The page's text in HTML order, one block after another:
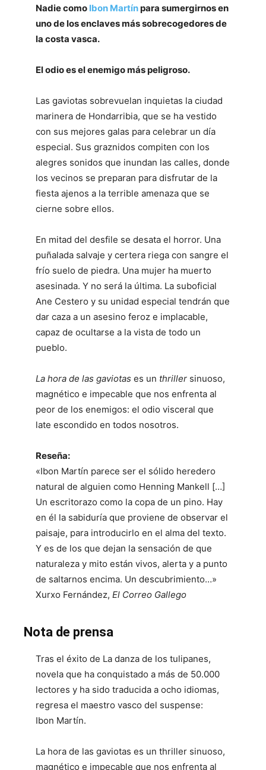
Nadie como Ibon Martínpara sumergirnos en
uno de los enclaves más sobrecogedores de
la costa vasca.
El odio es el enemigo más peligroso.
Las gaviotas sobrevuelan inquietas la ciudad
marinera de Hondarribia, que se ha vestido
con sus mejores galas para celebrar un día
especial. Sus graznidos compiten con los
alegres sonidos que inundan las calles, donde
los vecinos se preparan para disfrutar de la
fiesta ajenos a la terrible amenaza que se
cierne sobre ellos.
En mitad del desfile se desata el horror. Una
puñalada salvaje y certera riega con sangre el
frío suelo de piedra. Una mujer ha muerto
asesinada. Y no será la última. La suboficial
Ane Cestero y su unidad especial tendrán que
dar caza a un asesino feroz e implacable,
capaz de ocultarse a la vista de todo un
pueblo.
La hora de las gaviotas es un thriller sinuoso,
magnético e impecable que nos enfrenta al
peor de los enemigos: el odio visceral que
late escondido en todos nosotros.
Reseña:
«Ibon Martín parece ser el sólido heredero
natural de alguien como Henning Mankell […]
Un escritorazo como la copa de un pino. Hay
en él la sabiduría que proviene de observar el
paisaje, para introducirlo en el alma del texto.
Y es de los que dejan la sensación de que
naturaleza y mito están vivos, alerta y a punto
de saltarnos encima. Un descubrimiento…»
Xurxo Fernández, El Correo Gallego
Nota de prensa
Tras el éxito de La danza de los tulipanes,
novela que ha conquistado a más de 50.000
lectores y ha sido traducida a ocho idiomas,
regresa el maestro vasco del suspense:
Ibon Martín.
La hora de las gaviotas es un thriller sinuoso,
magnético e impecable que nos enfrenta al